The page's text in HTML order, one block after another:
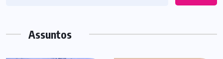
Assuntos